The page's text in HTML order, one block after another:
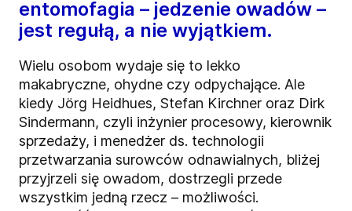
entomofagia – jedzenie owadów –
jest regułą, a nie wyjątkiem.
Wielu osobom wydaje się to lekko
makabryczne, ohydne czy odpychające. Ale
kiedy Jörg Heidhues, Stefan Kirchner oraz Dirk
Sindermann, czyli inżynier procesowy, kierownik
sprzedaży, i menedżer ds. technologii
przetwarzania surowców odnawialnych, bliżej
przyjrzeli się owadom, dostrzegli przede
wszystkim jedną rzecz – możliwości.